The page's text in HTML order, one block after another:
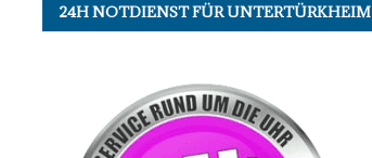
24H NOTDIENST FÜR UNTERTÜRKHEIM